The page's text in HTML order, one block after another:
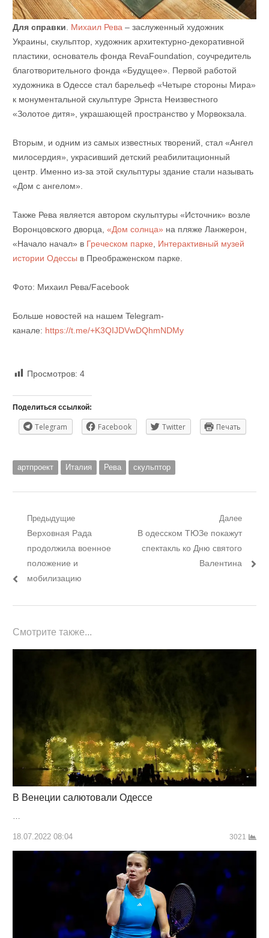
Для справки Михаил Рева – заслуженный художник
Украины, скульптор, художник архитектурно-декоративной
пластики, основатель фонда RevaFoundation, соучредитель
благотворительного фонда «Будущее». Первой работой
художника в Одессе стал барельеф «Четыре стороны Мира»
к монументальной скульптуре Эрнста Неизвестного
«Золотое дитя», украшающей пространство у Морвокзала.
Вторым, и одним из самых известных творений, стал «Ангел
милосердия», украсивший детский реабилитационный
центр. Именно из-за этой скульптуры здание стали называть
«Дом с ангелом».
Также Рева является автором скульптуры «Источник» возле
Воронцовского дворца, «Дом солнца» на пляже Ланжерон,
«Начало начал» в Греческом парке
Интерактивный музей
истории Одессы в Преображенском парке.
Фото: Михаил Рева/Facebook
Больше новостей на нашем Telegram-
канале: https://t.me/+K3QIJDVwDQhmNDMy
Просмотров: 4
Поделиться ссылкой:
Telegram Facebook Twitter Печать
артпроект Италия Рева скульптор
Навигация
записям
Предыдущие
Предыдущий
пост:
Верховная Рада
продолжила военное
положение и
мобилизацию
Далее
Следующий
пост:
В одесском ТЮЗе покажут
спектакль ко Дню святого
Валентина
Смотрите также...
В Венеции салютовали Одессе
…
18.07.2022 08:04 3021